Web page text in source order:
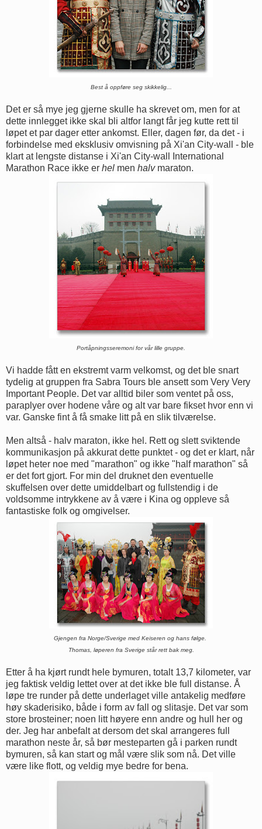
Best å oppføre seg skikkelig...
Det er så mye jeg gjerne skulle ha skrevet om, men for at
dette innlegget ikke skal bli altfor langt får jeg kutte rett til
løpet et par dager etter ankomst. Eller, dagen før, da det - i
forbindelse med eksklusiv omvisning på Xi'an City-wall - ble
klart at lengste distanse i Xi'an City-wall International
Marathon Race ikke er hel men halvmaraton.
Portåpningsseremoni for vår lille gruppe.
Vi hadde fått en ekstremt varm velkomst, og det ble snart
tydelig at gruppen fra Sabra Tours ble ansett som Very Very
Important People. Det var alltid biler som ventet på oss,
paraplyer over hodene våre og alt var bare fikset hvor enn vi
var. Ganske fint å få smake litt på en slik tilværelse.
Men altså - halv maraton, ikke hel. Rett og slett sviktende
kommunikasjon på akkurat dette punktet - og det er klart, når
løpet heter noe med "marathon" og ikke "half marathon" så
er det fort gjort. For min del druknet den eventuelle
skuffelsen over dette umiddelbart og fullstendig i de
voldsomme intrykkene av å være i Kina og oppleve så
fantastiske folk og omgivelser.
Gjengen fra Norge/Sverige med Keiseren og hans følge.
Thomas, løperen fra Sverige står rett bak meg.
Etter å ha kjørt rundt hele bymuren, totalt 13,7 kilometer, var
jeg faktisk veldig lettet over at det ikke ble full distanse. Å
løpe tre runder på dette underlaget ville antakelig medføre
høy skaderisiko, både i form av fall og slitasje. Det var som
store brosteiner; noen litt høyere enn andre og hull her og
der. Jeg har anbefalt at dersom det skal arrangeres full
marathon neste år, så bør mesteparten gå i parken rundt
bymuren, så kan start og mål være slik som nå. Det ville
være like flott, og veldig mye bedre for bena.